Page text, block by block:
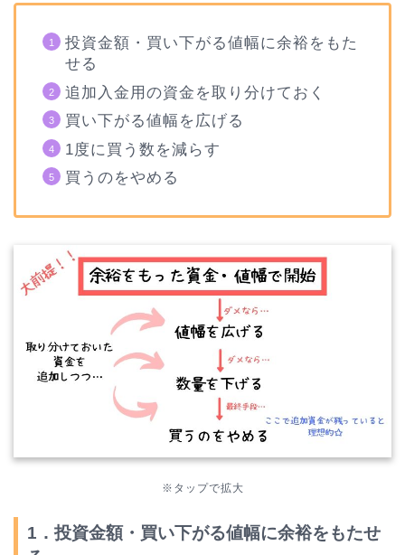
投資金額・買い下がる値幅に余裕をもた
せる
追加入金用の資金を取り分けておく
買い下がる値幅を広げる
1度に買う数を減らす
買うのをやめる
※タップで拡大
1．投資金額・買い下がる値幅に余裕をもたせ